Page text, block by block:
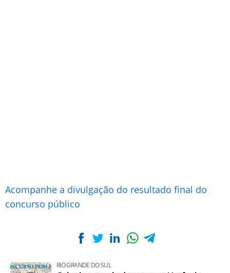
Acompanhe a divulgação do resultado final do
concurso público
RIO GRANDE DO SUL